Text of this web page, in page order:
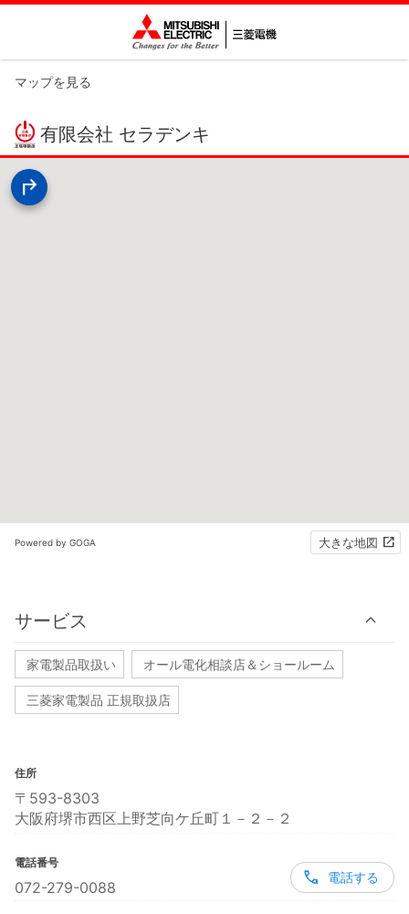
マップを見る
有限会社 セラデンキ
Powered by GOGA 大きな地図
サービス
家電製品取扱い オール電化相談店＆ショールーム
三菱家電製品 正規取扱店
住所
〒593-8303
大阪府堺市西区上野芝向ケ丘町１－２－２
電話番号
072-279-0088
電話する